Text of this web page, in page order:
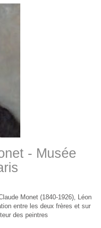
- Musée
Monet (1840-1926), Léon
entre les deux frères et sur
des peintres